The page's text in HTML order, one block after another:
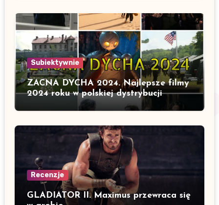
Subiektywnie
ZACNA DYCHA 2024. Najlepsze filmy
2024 roku w polskiej dystrybucji
Recenzje
GLADIATOR II. Maximus przewraca się